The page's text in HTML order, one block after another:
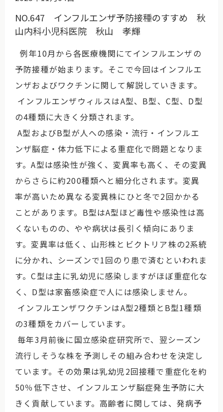
NO.647 インフルエンザ予防接種のすすめ 秋
山内科小児科医院 秋山 孝輝
例年10月から各医療機関にてインフルエンザの
予防接種が始まります。そこで今回はインフルエ
ンザおよびワクチンに関して解説していきます。
インフルエンザウィルスはA型、B型、C型、D型
の4種類に大きく分類されます。
A型およびB型が人への感染・流行・インフルエ
ンザ脳症・体力低下による重症化で問題となりま
す。A型は感染性が強く、変異率も高く、その変異
からさらに約200種類へと細分化されます。変異
率が高いため異なる変異株にひと冬で2回かかる
ことがあります。B型はA型ほど毒性や感染性は高
くないものの、やや病状は長引く傾向にありま
す。変異率は低く、山形株とビクトリア株の2系統
に分かれ、シーズンで1回のり患で済むといわれま
す。C型は主に乳幼児に感染しますがほぼ重症化な
く、D型は家畜感染症で人には感染しません。
インフルエンザワクチンはA型2種類とB型1種類
の3種類をカバーしています。
毎年3月前後に国立感染症研究所で、翌シーズン
流行しそうな株を予測しその組み合わせを決定し
ています。その効果は乳幼児2回接種で重症化を約
50％低下させ、インフルエンザ脳症発生予防に大
きく貢献しています。高齢者に関しては、発病予